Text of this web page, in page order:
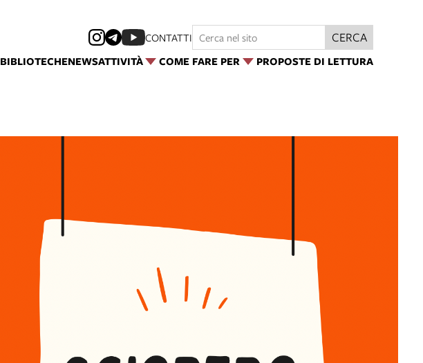
BIBLIOTECHENEWSATTIVITÀ COME FARE PER PROPOSTE DI LETTURA
CONTATTI CERCA